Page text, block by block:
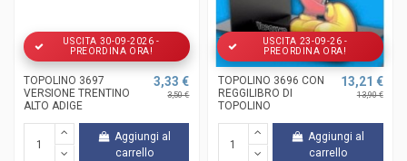
USCITA 30-09-2026 -
PREORDINA ORA!
TOPOLINO 3697
VERSIONE TRENTINO
ALTO ADIGE
3,33 €
3,50 €
Aggiungi al
carrello
USCITA 23-09-26 -
PREORDINA ORA!
TOPOLINO 3696 CON
REGGILIBRO DI
TOPOLINO
13,21 €
13,90 €
Aggiungi al
carrello